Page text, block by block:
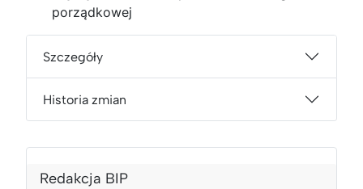
Redakcja BIP
porządkowej
Szczegóły
Historia zmian